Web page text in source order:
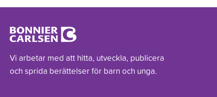
Vi arbetar med att hitta, utveckla, publicera
och sprida berättelser för barn och unga.